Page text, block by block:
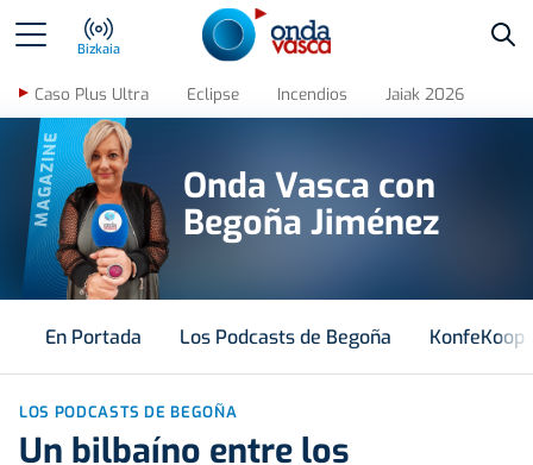
Bizkaia
Caso Plus Ultra Eclipse Incendios Jaiak 2026
MAGAZINE
Onda Vasca con
Begoña Jiménez
En Portada Los Podcasts de Begoña KonfeKoop
LOS PODCASTS DE BEGOÑA
Un bilbaíno entre los